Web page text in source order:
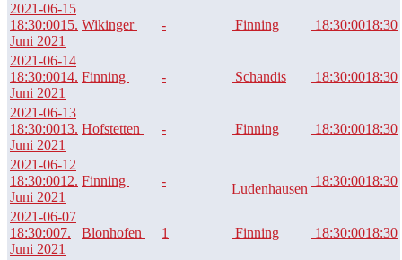
2021-06-15
18:30:0015.
Juni 2021
Wikinger - Finning 18:30:0018:30
2021-06-14
18:30:0014.
Juni 2021
Finning - Schandis 18:30:0018:30
2021-06-13
18:30:0013.
Juni 2021
Hofstetten - Finning 18:30:0018:30
2021-06-12
18:30:0012.
Juni 2021
Finning -
Ludenhausen
18:30:0018:30
2021-06-07
18:30:007.
Juni 2021
Blonhofen 1 Finning 18:30:0018:30